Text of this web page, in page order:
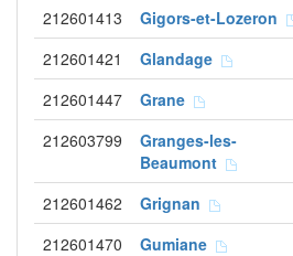
212601413 Gigors-et-Lozeron
212601421 Glandage
212601447 Grane
212603799
Granges-les-
Beaumont
212601462 Grignan
212601470 Gumiane